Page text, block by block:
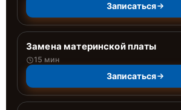
Записаться
Замена материнской платы
15 мин
Записаться